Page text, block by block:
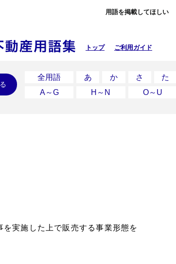
用語を掲載してほしい
トップ ご利用ガイド
全用語 あ か さ た
A～G
H～N O～U
を実施した上で販売する事業形態を